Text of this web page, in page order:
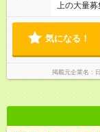
上の大量募
気になる！
掲載元企業名